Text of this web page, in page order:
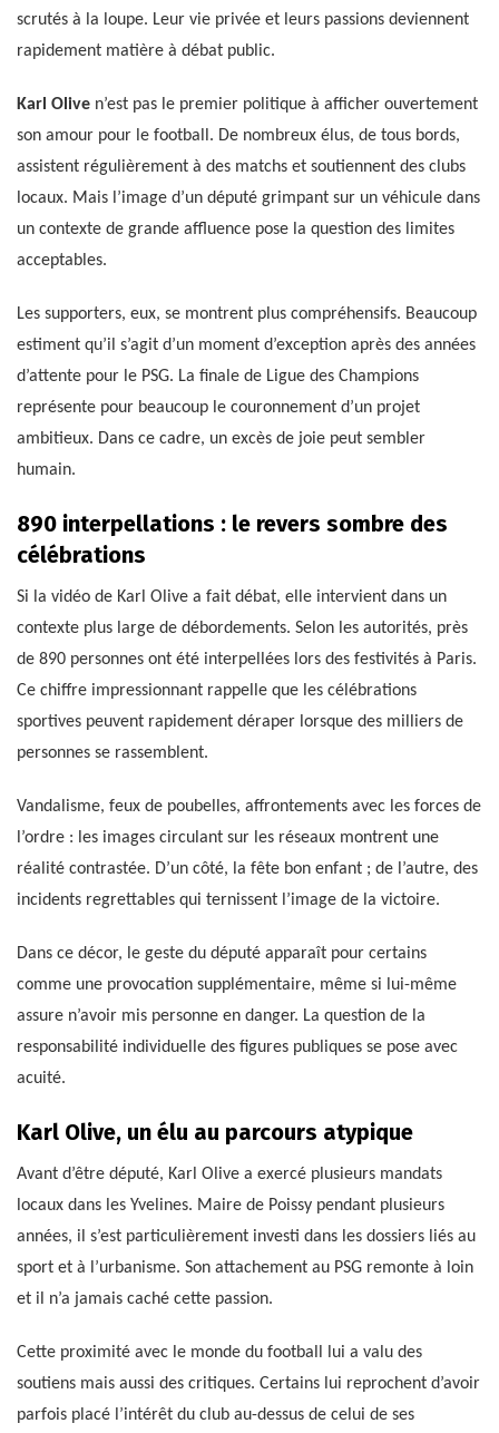
scrutés à la loupe. Leur vie privée et leurs passions deviennent
rapidement matière à débat public.
Karl Olive n’est pas le premier politique à afficher ouvertement
son amour pour le football. De nombreux élus, de tous bords,
assistent régulièrement à des matchs et soutiennent des clubs
locaux. Mais l’image d’un député grimpant sur un véhicule dans
un contexte de grande affluence pose la question des limites
acceptables.
Les supporters, eux, se montrent plus compréhensifs. Beaucoup
estiment qu’il s’agit d’un moment d’exception après des années
d’attente pour le PSG. La finale de Ligue des Champions
représente pour beaucoup le couronnement d’un projet
ambitieux. Dans ce cadre, un excès de joie peut sembler
humain.
890 interpellations : le revers sombre des
célébrations
Si la vidéo de Karl Olive a fait débat, elle intervient dans un
contexte plus large de débordements. Selon les autorités, près
de 890 personnes ont été interpellées lors des festivités à Paris.
Ce chiffre impressionnant rappelle que les célébrations
sportives peuvent rapidement déraper lorsque des milliers de
personnes se rassemblent.
Vandalisme, feux de poubelles, affrontements avec les forces de
l’ordre : les images circulant sur les réseaux montrent une
réalité contrastée. D’un côté, la fête bon enfant ; de l’autre, des
incidents regrettables qui ternissent l’image de la victoire.
Dans ce décor, le geste du député apparaît pour certains
comme une provocation supplémentaire, même si lui-même
assure n’avoir mis personne en danger. La question de la
responsabilité individuelle des figures publiques se pose avec
acuité.
Karl Olive, un élu au parcours atypique
Avant d’être député, Karl Olive a exercé plusieurs mandats
locaux dans les Yvelines. Maire de Poissy pendant plusieurs
années, il s’est particulièrement investi dans les dossiers liés au
sport et à l’urbanisme. Son attachement au PSG remonte à loin
et il n’a jamais caché cette passion.
Cette proximité avec le monde du football lui a valu des
soutiens mais aussi des critiques. Certains lui reprochent d’avoir
parfois placé l’intérêt du club au-dessus de celui de ses